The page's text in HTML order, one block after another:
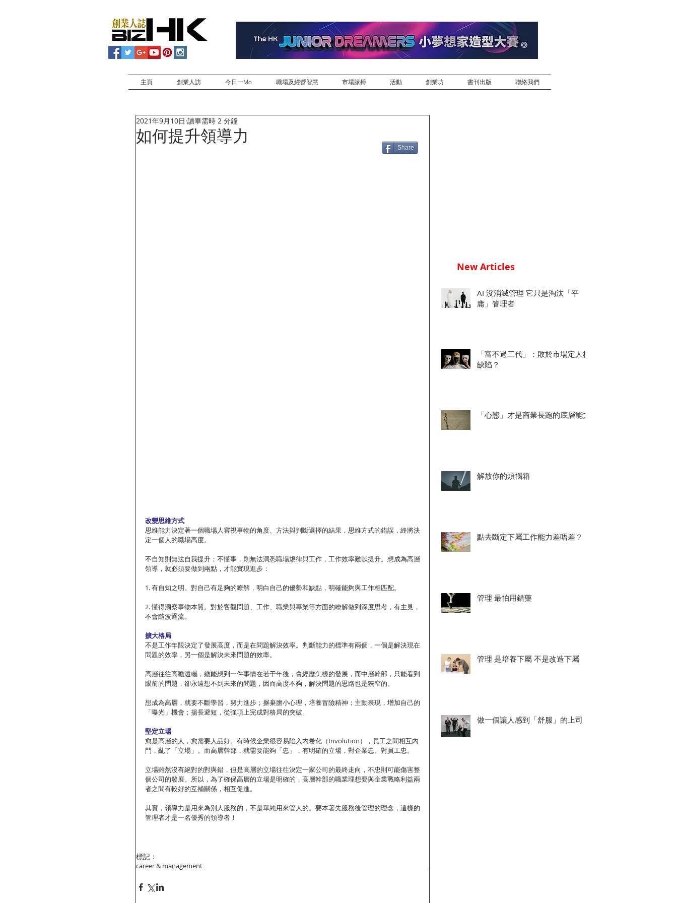
主頁 創業人訪 今日一Mo 職場及經營智慧 市場脈搏 活動 創業坊 書刊出版 聯絡我們
如何提升領導力
2021年9月10日 讀畢需時 2 分鐘
改變思維方式
思維能力決定著一個職場人審視事物的角度、方法與判斷選擇的結果，思維方式的錯誤，終將決
定一個人的職場高度。
不自知則無法自我提升；不懂事，則無法洞悉職場規律與工作，工作效率難以提升。想成為高層
領導，就必須要做到兩點，才能實現進步：
1. 有自知之明。對自己有足夠的瞭解，明白自己的優勢和缺點，明確能夠與工作相匹配。
2. 懂得洞察事物本質。對於客觀問題、工作、職業與專業等方面的瞭解做到深度思考，有主見，
不會隨波逐流。
擴大格局
不是工作年限決定了發展高度，而是在問題解決效率。判斷能力的標準有兩個，一個是解決現在
問題的效率，另一個是解決未來問題的效率。
高層往往高瞻遠矚，總能想到一件事情在若干年後，會經歷怎樣的發展，而中層幹部，只能看到
眼前的問題，卻永遠想不到未來的問題，因而高度不夠，解決問題的思路也是狹窄的。
想成為高層，就要不斷學習，努力進步；摒棄膽小心理，培養冒險精神；主動表現，增加自己的
「曝光」機會；揚長避短，從強項上完成對格局的突破。
堅定立場
愈是高層的人，愈需要人品好。有時候企業很容易陷入內卷化（Involution），員工之間相互內
鬥，亂了「立場」。而高層幹部，就需要能夠「忠」，有明確的立場，對企業忠、對員工忠。
立場雖然沒有絕對的對與錯，但是高層的立場往往決定一家公司的最終走向，不忠則可能傷害整
個公司的發展。所以，為了確保高層的立場是明確的，高層幹部的職業理想要與企業戰略利益兩
者之間有較好的互補關係，相互促進。
其實，領導力是用來為別人服務的，不是單純用來管人的。要本著先服務後管理的理念，這樣的
管理者才是一名優秀的領導者！
標記：
career & management
Share
New Articles
AI 沒消滅管理 它只是淘汰「平
庸」管理者
「富不過三代」：敗於市場定人格
缺陷？
「心態」才是商業長跑的底層能力
解放你的煩惱箱
點去斷定下屬工作能力差唔差？
管理 最怕用錯藥
管理 是培養下屬 不是改造下屬
做一個讓人感到「舒服」的上司